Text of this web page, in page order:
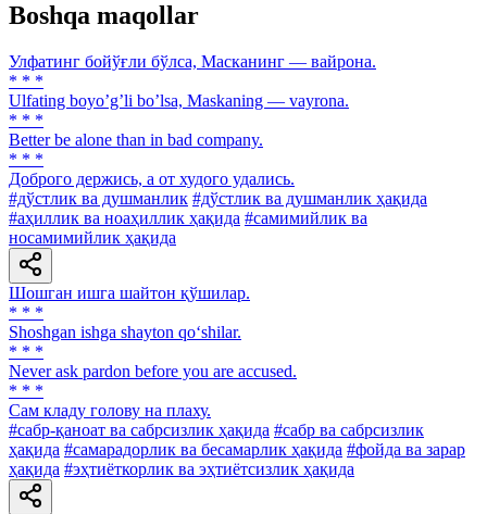
Boshqa maqollar
Улфатинг бойўғли бўлса, Масканинг — вайрона.
* * *
Ulfating boyoʼgʼli boʼlsa, Maskaning — vayrona.
* * *
Better be alone than in bad company.
* * *
Доброго держись, а от худого удались.
#дўстлик ва душманлик #дўстлик ва душманлик ҳақида
#аҳиллик ва ноаҳиллик ҳақида #самимийлик ва
носамимийлик ҳақида
Шошган ишга шайтон қўшилар.
* * *
Shoshgan ishga shayton qo‘shilar.
* * *
Never ask pardon before you are accused.
* * *
Сам кладу голову на плаху.
#сабр-қаноат ва сабрсизлик ҳақида #сабр ва сабрсизлик
ҳақида #самарадорлик ва бесамарлик ҳақида #фойда ва зарар
ҳақида #эҳтиёткорлик ва эҳтиётсизлик ҳақида